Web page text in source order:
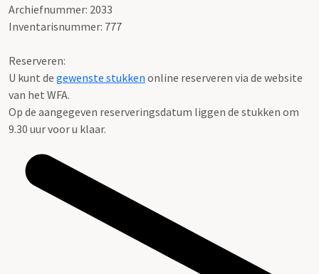
Archiefnummer: 2033
Inventarisnummer: 777
Reserveren:
U kunt de gewenste stukken online reserveren via de website
van het WFA.
Op de aangegeven reserveringsdatum liggen de stukken om
9.30 uur voor u klaar.